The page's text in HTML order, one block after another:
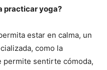
practicar yoga?
estar en calma, un
como la
permite sentirte cómoda,